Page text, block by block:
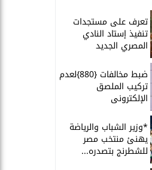
تعرف على مستجدات
تنفيذ إستاد النادي
المصري الجديد
ضبط مخالفات {880}لعدم
تركيب الملصق
الإلكترونى
*وزير الشباب والرياضة
يهنئ منتخب مصر
للشطرنج بتصدره...